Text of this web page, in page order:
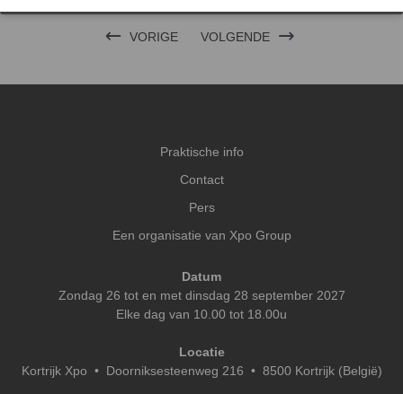
VORIGE VOLGENDE
Praktische info
Contact
Pers
Een organisatie van Xpo Group
Datum
Zondag 26 tot en met dinsdag 28 september 2027
Elke dag van 10.00 tot 18.00u
Locatie
Kortrijk Xpo • Doorniksesteenweg 216 • 8500 Kortrijk (België)